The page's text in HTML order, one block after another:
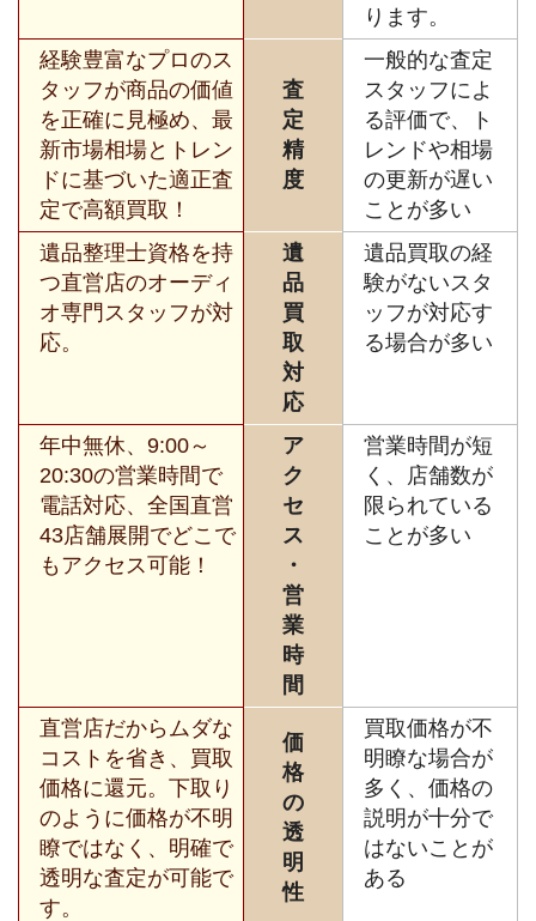
ります。
経験豊富なプロのス
タッフが商品の価値
を正確に見極め、最
新市場相場とトレン
ドに基づいた適正査
定で高額買取！
査
定
精
度
一般的な査定
スタッフによ
る評価で、ト
レンドや相場
の更新が遅い
ことが多い
遺品整理士資格を持
つ直営店のオーディ
オ専門スタッフが対
応。
遺
品
買
取
対
応
遺品買取の経
験がないスタ
ッフが対応す
る場合が多い
年中無休、9:00～
20:30の営業時間で
電話対応、全国直営
43店舗展開でどこで
もアクセス可能！
ア
ク
セ
ス
・
営
業
時
間
営業時間が短
く、店舗数が
限られている
ことが多い
直営店だからムダな
コストを省き、買取
価格に還元。下取り
のように価格が不明
瞭ではなく、明確で
透明な査定が可能で
す。
価
格
の
透
明
性
買取価格が不
明瞭な場合が
多く、価格の
説明が十分で
はないことが
ある